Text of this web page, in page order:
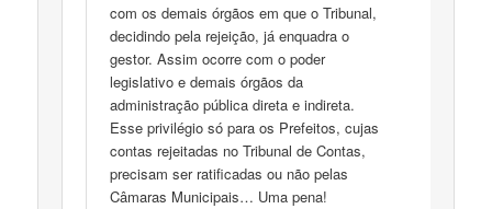
com os demais órgãos em que o Tribunal,
decidindo pela rejeição, já enquadra o
gestor. Assim ocorre com o poder
legislativo e demais órgãos da
administração pública direta e indireta.
Esse privilégio só para os Prefeitos, cujas
contas rejeitadas no Tribunal de Contas,
precisam ser ratificadas ou não pelas
Câmaras Municipais… Uma pena!